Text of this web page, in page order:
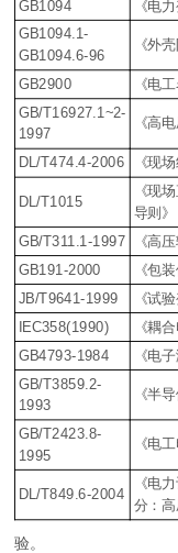
GB1094 《电
GB1094.1-
GB1094.6-96
《外
GB2900
《电
GB/T16927.1~2-
1997
《高
DL/T474.4-2006 《现
DL/T1015
《现
导则》
GB/T311.1-1997
《高
GB191-2000
《包
JB/T9641-1999
《试
IEC358(1990)
《耦
GB4793-1984
《电
GB/T3859.2-
1993
《半
GB/T2423.8-
1995
《电
DL/T849.6-2004
《电
分：高
验。